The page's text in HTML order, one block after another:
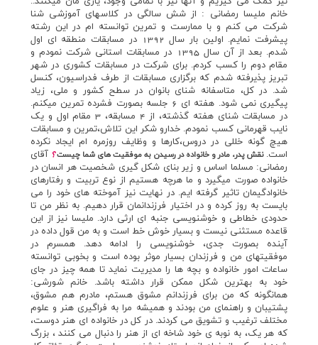
خانم مليسا رمضاني : از شش سالگي در کلاسهاي آموزشي شنا
شرکت مي کنم و با ممارست و تمرين توانسته ام در اين رشته
پيشرفت نمايم. اولين بار سال 1392 در مسابقات منطقه اي اول
شدم. بعد از آن سال 1395 در مسابقات استاني شرکت نمودم و
مقام دوم را کسب کردم. براي شرکت در مسابقات کشوري در شهر
تبريز پذيرفته شدم که برگزاري مسابقات از طرف فدراسيون، کنسل
شد. در کل، متاسفانه شناي بانوان در سطح کشور و ملي، زياد
پيگيري نمي شود. هفته اي 6 جلسه بصورت فشرده تمرين ميکنم.
در مسابقات شناي هفته گذشته، از 4 مسابقه، 3 مقام اول و يک
نايب قهرماني کسب نمودم. خدارو شکر اين تلاش،تمرين و مسابقات
هيچ گونه خللي در دروس،کارها و وظايف روزمره ام ايجاد نکرده
است.نقش پدر، مادر و خانواده در رسيدن به موفقيت هاي شما چيست؟ آقاي
رمضاني: مسلما اساس و زير بناي شکل گيري شخصيت هر انسان در
خانواده صورت ميگيرد و ما هرچه هستيم از نوع تربيت و رفتارهاي
خانوادگيمان تاثير گرفته ايم. در نهايت نيز آموخته هاي خود را مي
بايست به روز کرده و در اختيار فرزندانمان قرار دهيم. به نظر من تا
حدودي خطاطي و خوشنويسي جنبه اي ارثي دارد. مليسا نيز از اين
قاعده مستثني نيست و بسيار خوش خط است و به من قول داده در
آينده بصورت جدي، خوشنويسي را ادامه دهد. همسرم در
موفقيتهاي من و فرزندان بسيار موثر بوده است و بخوبي توانسته
ساعات امور خانواده و بچه ها را مديريت نمايد تا همه چيز در جاي
خود به بهترين شکل ممکن قرار داشته باشد. خانم شورشي:
همانگونه که من براي فرزندانم مشوق هستم، مادرم هم مشوق،
پشتيبان و راهنماي من بودند و هميشه مرا به فراگيري هنر و علوم
مختلف ترغيب و تشويق مي کردند. در کل در خانواده اي هنر دوست،
که هر يک، به نوبه ي خود شاخه اي از هنر را دنبال مي کنند ، بزرگ